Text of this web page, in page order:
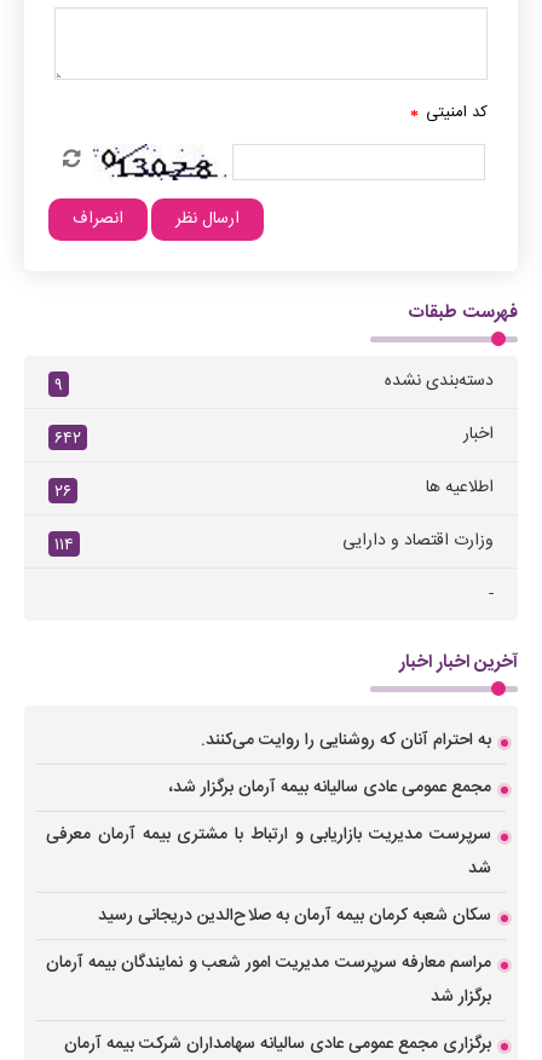
کد امنیتی *
فهرست طبقات
دسته‌بندی نشده
۹
اخبار
۶۴۲
اطلاعیه ها
۲۶
وزارت اقتصاد و دارایی
۱۱۴
-
آخرین اخبار اخبار
به احترام آنان که روشنایی را روایت می‌کنند.
مجمع عمومی عادی سالیانه بیمه آرمان برگزار شد،
سرپرست مدیریت بازاریابی و ارتباط با مشتری بیمه آرمان معرفی
شد
سکان شعبه کرمان بیمه آرمان به صلاح‌الدین دریجانی رسید
مراسم معارفه سرپرست مدیریت امور شعب و نمایندگان بیمه آرمان
برگزار شد
برگزاری مجمع عمومی عادی سالیانه سهامداران شرکت بیمه آرمان